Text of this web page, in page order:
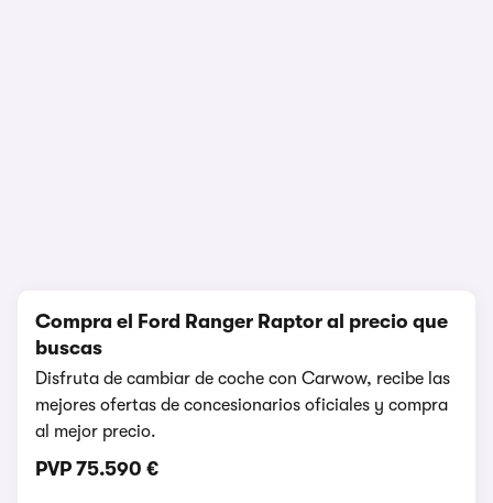
Compra el Ford Ranger Raptor al precio que
buscas
Disfruta de cambiar de coche con Carwow, recibe las
mejores ofertas de concesionarios oficiales y compra
al mejor precio.
PVP 75.590 €